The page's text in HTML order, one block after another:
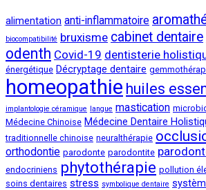
alimentation anti-inflammatoire
biocompatibilité bruxisme cabinet dentaire
odenth Covid-19 dentisterie
énergétique Décryptage dentaire
homeopathie huiles
implantologie céramique langue mastication
Médecine Chinoise Médecine Dentaire
traditionnelle chinoise neuralthérapie
orthodontie parodonte parodontite
endocriniens phytothérapie pollution
soins dentaires stress symbolique dentaire